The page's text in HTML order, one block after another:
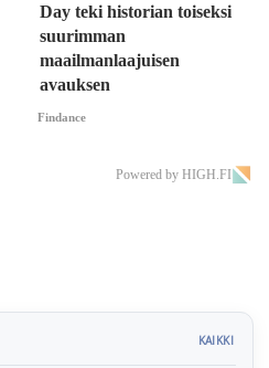
Day teki historian toiseksi
suurimman
maailmanlaajuisen
avauksen
Findance
Powered by HIGH.FI
KAIKKI